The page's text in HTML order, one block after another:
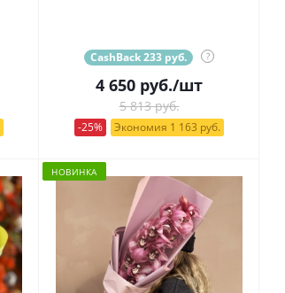
CashBack 233 руб. ?
4 650 руб./шт
5 813 руб.
-25% Экономия 1 163 руб.
НОВИНКА